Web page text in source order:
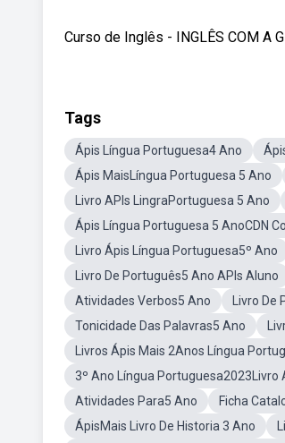
Curso de Inglês - INGLÊS COM A
Tags
Ápis Língua Portuguesa4 Ano
Ápis MaisLíngua Portuguesa 5 Ano
Livro APIs LingraPortuguesa 5 Ano
Ápis Língua Portuguesa 5 AnoCDN
Livro Ápis Língua Portuguesa5º Ano
Livro De Português5 Ano APIs Aluno
Atividades Verbos5 Ano
Livro
Tonicidade Das Palavras5 Ano
Livros Ápis Mais 2Anos Língua
3º Ano Língua Portuguesa2023Livro
Atividades Para5 Ano
Ficha
ÁpisMais Livro De Historia 3 Ano